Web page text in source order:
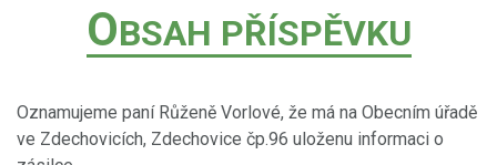
OBSAH PŘÍSPĚVKU
Oznamujeme paní Růženě Vorlové, že má na Obecním úřadě
ve Zdechovicích, Zdechovice čp.96 uloženu informaci o